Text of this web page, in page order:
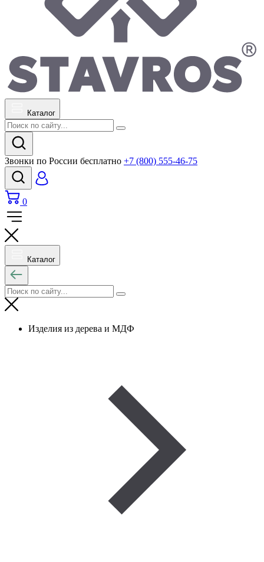
Каталог
Звонки по России бесплатно +7 (800) 555-46-75
0
Каталог
Изделия из дерева и МДФ